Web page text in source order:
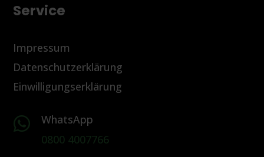
Service
Impressum
Datenschutzerklärung
Einwilligungserklärung

WhatsApp
0800 4007766